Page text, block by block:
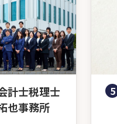
計士税理士
也事務所
5